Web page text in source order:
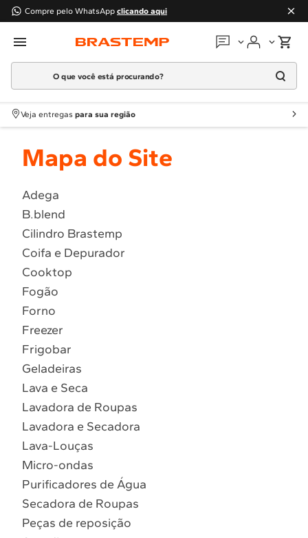
Compre pelo WhatsApp clicando aqui
Em que podemos
Atendimento Brastemp
Localizar assistência técnica
O que você está procurando?
Termos mais buscados
1º Geladeira
2
Fogao
4 º Lava Louça
5 º Cooktop
6º Microondas Brastemp
7º Forno
8º Embutir
9º Combos
Veja entregas para sua região
Mapa do Site
Adega
B.blend
Cilindro Brastemp
Coifa e Depurador
Cooktop
Fogão
Forno
Freezer
Frigobar
Geladeiras
Lava e Seca
Lavadora de Roupas
Lavadora e Secadora
Lava-Louças
Micro-ondas
Purificadores de Água
Secadora de Roupas
Peças de reposição